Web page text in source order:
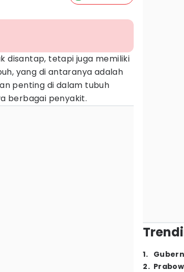
disantap, tetapi juga memiliki
yang di antaranya adalah
penting di dalam tubuh
berbagai penyakit.
1.
2.